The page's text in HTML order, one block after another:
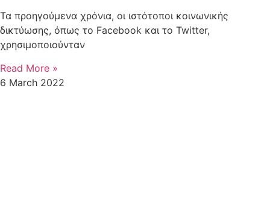
Τα προηγούμενα χρόνια, οι ιστότοποι κοινωνικής
δικτύωσης, όπως το Facebook και το Twitter,
χρησιμοποιούνταν
Read More »
6 March 2022